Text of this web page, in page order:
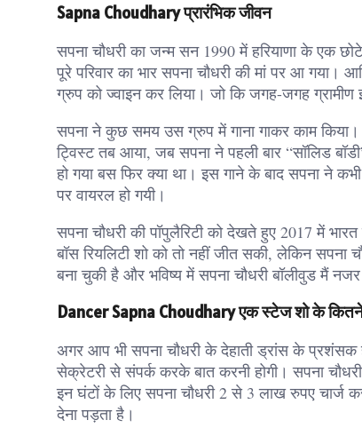
Sapna Choudhary प्रारंभिक जीवन
सपना चौधरी का जन्म सन 1990 में हरियाणा के एक
पूरे परिवार का भार सपना चौधरी की मां पर आ
ग्रुप को ज्वाइन कर लिया। जो कि जगह-जगह ग्रामीण
सपना ने कुछ समय उस ग्रुप में गाना गाकर काम
ट्विस्ट तब आया, जब सपना ने पहली बार “सॉलिड
हो गया बस फिर क्या था। इस गाने के बाद सपना ने
पर वायरल हो गयी।
सपना चौधरी की पॉपुलैरिटी को देखते हुए 2017 में
बॉस रियलिटी शो को तो नहीं जीत सकी, लेकिन
बना चुकी है और भविष्य में सपना चौधरी बॉलीवुड मैं
Dancer Sapna Choudhary एक स्टेज शो के
अगर आप भी सपना चौधरी के देहाती ड्रांस के
सेक्रेटरी से संपर्क करके बात करनी होगी। सपना
इन घंटों के लिए सपना चौधरी 2 से 3 लाख रुपए चार्ज
देना पड़ता है।